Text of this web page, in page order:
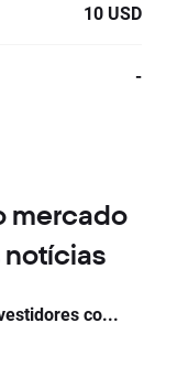
10 USD
-
mercado
notícias
co...